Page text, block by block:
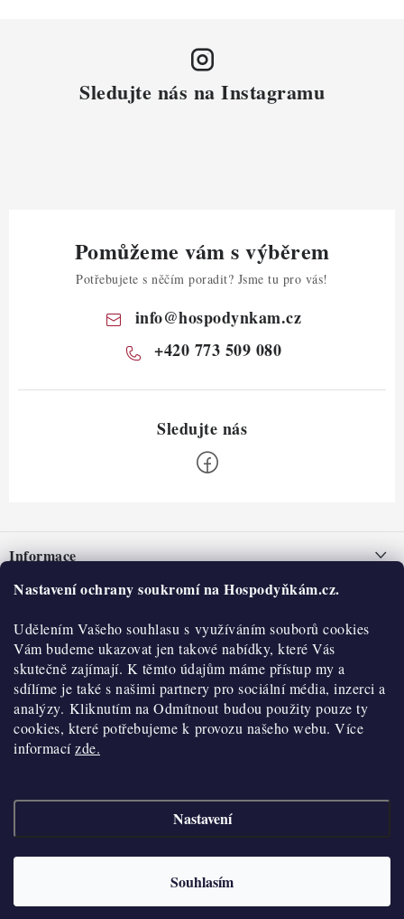
Nastavení ochrany soukromí na Hospodyňkám.cz.
Udělením Vašeho souhlasu s využíváním souborů cookies
Vám budeme ukazovat jen takové nabídky, které Vás
skutečně zajímají. K těmto údajům máme přístup my a
sdílíme je také s našimi partnery pro sociální média, inzerci a
analýzy. Kliknutím na Odmítnout budou použity pouze ty
cookies, které potřebujeme k provozu našeho webu. Více
informacízde.
Nastavení
Souhlasím
Sledujte nás na Instagramu
Pomůžeme vám s výběrem
Potřebujete s něčím poradit? Jsme tu pro vás!
info@hospodynkam.cz
+420 773 509 080
pInformace
Nepřevzetí zásilky na dobírku
Obchodní podmínky
Hodnocení obchodu
Blog
Moje objednávka
O nás
Historie
Kontakty
O nákupu
Reklamace a vratky
Výdejní místa
Velkoobchod
Doprava a platba
Vytvořil Shoptet
Copyright 2026
cookies